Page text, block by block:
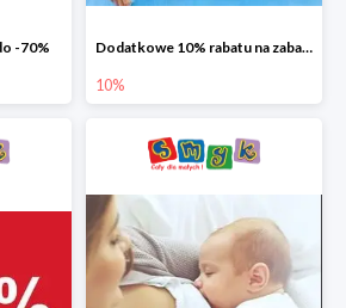
-70% Dodatkowe 10% rabatu na zabawki ogrodowe i baseny
10%